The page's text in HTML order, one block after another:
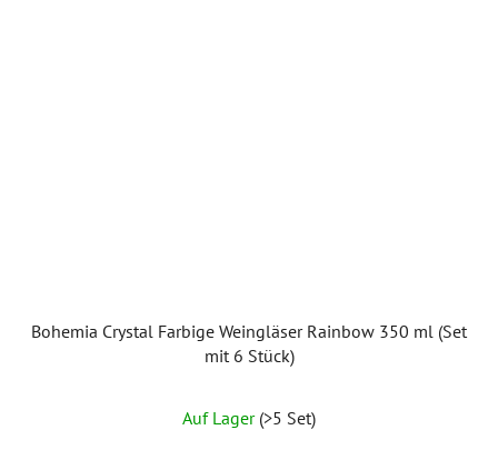
Bohemia Crystal Farbige Weingläser Rainbow 350 ml (Set
mit 6 Stück)
durchschnittliche
Auf Lager (>5 Set)